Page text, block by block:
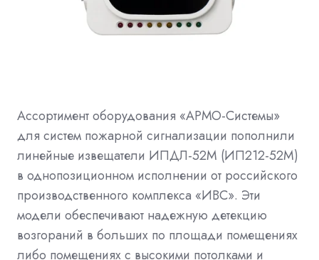
Ассортимент оборудования «АРМО-Системы»
для систем пожарной сигнализации пополнили
линейные извещатели ИПДЛ-52М (ИП212-52М)
в однопозиционном исполнении от российского
производственного комплекса «ИВС». Эти
модели обеспечивают надежную детекцию
возгораний в больших по площади помещениях
либо помещениях с высокими потолками и